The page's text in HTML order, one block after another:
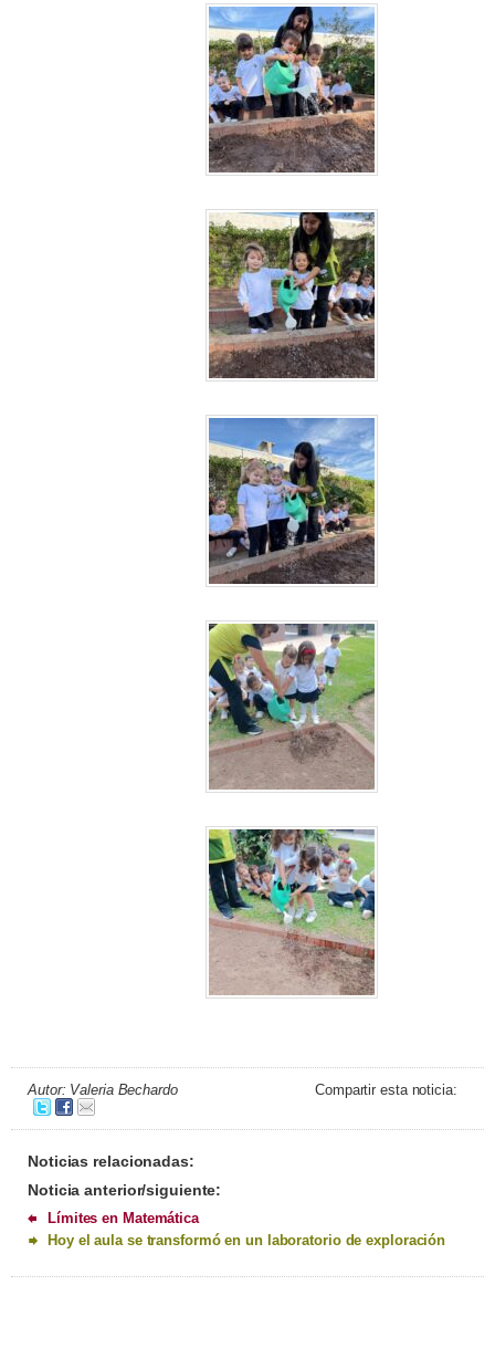
Autor: Valeria Bechardo Compartir esta noticia:
Noticias relacionadas:
Noticia anterior/siguiente:
Límites en Matemática
Hoy el aula se transformó en un laboratorio de exploración